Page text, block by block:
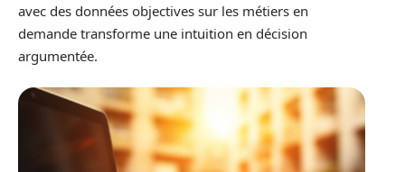
avec des données objectives sur les métiers en
demande transforme une intuition en décision
argumentée.